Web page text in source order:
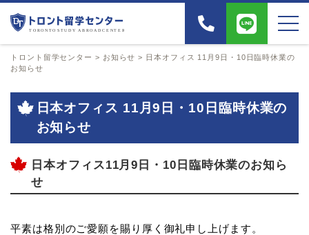
トロント留学センター > お知らせ > 日本オフィス 11月9日・10日臨時休業の
お知らせ
日本オフィス 11月9日・10日臨時休業の
お知らせ
日本オフィス11月9日・10日臨時休業のお知ら
せ
平素は格別のご愛願を賜り厚く御礼申し上げます。